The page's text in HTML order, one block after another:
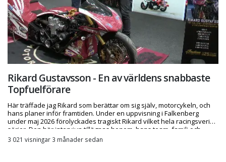
Rikard Gustavsson - En av världens snabbaste
Topfuelförare
Här träffade jag Rikard som berättar om sig själv, motorcykeln, och
hans planer inför framtiden. Under en uppvisning i Falkenberg
under maj 2026 förolyckades tragiskt Rikard vilket hela racingsverige
sörjer. Den här intervjun tillägnas honom, hans team, familj och
vänner.
3 021 visningar 3 månader sedan